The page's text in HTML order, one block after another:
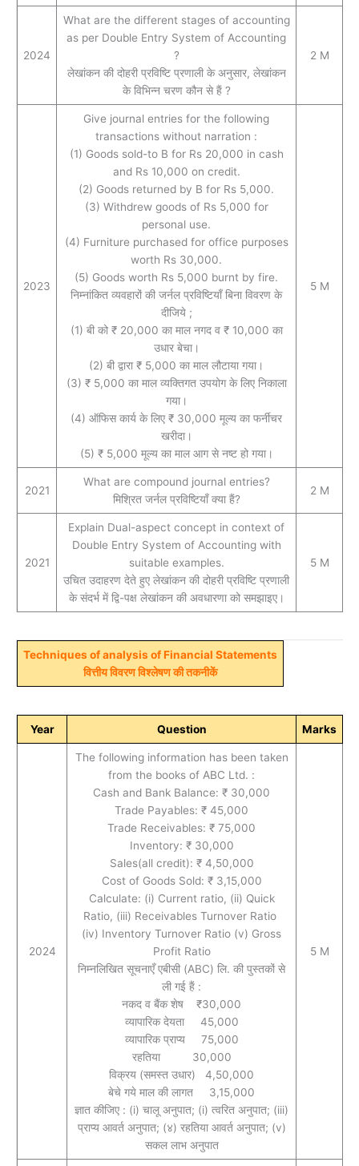
2024
What are the different stages of accounting
as per Double Entry System of Accounting
?
लेखांकन की दोहरी प्रविष्टि प्रणाली के अनुसार, लेखांकन
के विभिन्‍न चरण कौन से हैं ?
2 M
2023
Give journal entries for the following
transactions without narration :
(1) Goods sold-to B for Rs 20,000 in cash
and Rs 10,000 on credit.
(2) Goods returned by B for Rs 5,000.
(3) Withdrew goods of Rs 5,000 for
personal use.
(4) Furniture purchased for office purposes
worth Rs 30,000.
(5) Goods worth Rs 5,000 burnt by fire.
निम्नांकित व्यवहारों की जर्नल प्रविष्टियाँ बिना विवरण के
दीजिये ;
(1) बी को ₹ 20,000 का माल नगद व ₹ 10,000 का
उधार बेचा।
(2) बी द्वारा ₹ 5,000 का माल लौटाया गया।
(3) ₹ 5,000 का माल व्यक्तिगत उपयोग के लिए निकाला
गया।
(4) ऑफिस कार्य के लिए ₹ 30,000 मूल्य का फर्नीचर
खरीदा।
(5) ₹ 5,000 मूल्य का माल आग से नष्ट हो गया।
5 M
2021
What are compound journal entries?
मिश्रित जर्नल प्रविष्टियाँ क्‍या हैं?
2 M
2021
Explain Dual-aspect concept in context of
Double Entry System of Accounting with
suitable examples.
उचित उदाहरण देते हुए लेखांकन की दोहरी प्रविष्टि प्रणाली
के संदर्भ में द्वि-पक्ष लेखांकन की अवधारणा को समझाइए।
5 M
Techniques of analysis of Financial Statements
वित्तीय विवरण विश्लेषण की तकनीकें
Year Question Marks
2024
The following information has been taken
from the books of ABC Ltd. :
Cash and Bank Balance: ₹ 30,000
Trade Payables: ₹ 45,000
Trade Receivables: ₹ 75,000
Inventory: ₹ 30,000
Sales(all credit): ₹ 4,50,000
Cost of Goods Sold: ₹ 3,15,000
Calculate: (i) Current ratio, (ii) Quick
Ratio, (iii) Receivables Turnover Ratio
(iv) Inventory Turnover Ratio (v) Gross
Profit Ratio
निम्नलिखित सूचनाएँ एबीसी (ABC) लि. की पुस्तकों से
ली गई हैं :
नकद व बैंक शेष ₹30,000
व्यापारिक देयता 45,000
व्यापारिक प्राप्य 75,000
रहतिया 30,000
विक्रय (समस्त उधार) 4,50,000
बेचे गये माल की लागत 3,15,000
ज्ञात कीजिए : (i) चालू अनुपात; (i) त्वरित अनुपात; (iii)
प्राप्य आवर्त अनुपात; (४) रहतिया आवर्त अनुपात; (v)
सकल लाभ अनुपात
5 M